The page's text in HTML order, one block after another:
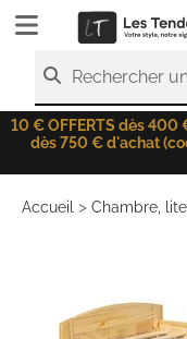
Rechercher
10 € OFFERTS dès 400
dès 750 € d'achat
Accueil > Chambre,